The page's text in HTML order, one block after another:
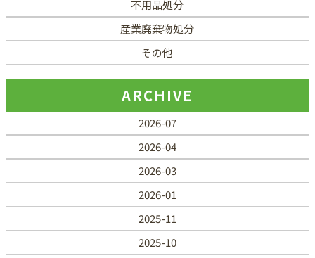
不用品処分
産業廃棄物処分
その他
ARCHIVE
2026-07
2026-04
2026-03
2026-01
2025-11
2025-10